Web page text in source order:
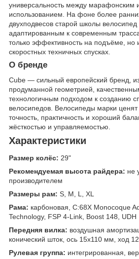
универсальность между марафонским
использованием. На фоне более
двухподвесов старой школы
адаптированным к современным
только эффективность на подъёме, но
скоростных техничных спусках.
О бренде
Cube — сильный европейский бренд,
продуманной геометрией,
технологичным подходом к созданию
велосипедов. Велосипеды марки
точность, практичность и хороший
жёсткостью и управляемостью.
Характеристики
Размер колёс: 29"
Рекомендуемая высота райдера: не
производителем
Размеры рам: S, M, L, XL
Рама: карбоновая, C:68X Monocoque
Technology, FSP 4-Link, Boost 148, UDH
Передняя вилка: воздушная
конический шток, ось 15x110 мм, ход
Рулевая группа: интегрированная,